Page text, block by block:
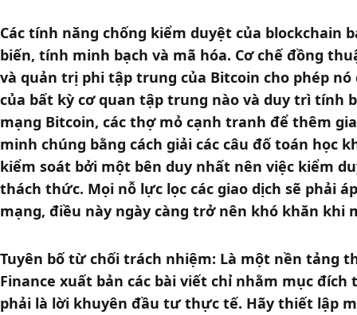
Các tính năng chống kiểm duyệt của blockchain
biến, tính minh bạch và mã hóa. Cơ chế đồng
và quản trị phi tập trung của Bitcoin cho phép
của bất kỳ cơ quan tập trung nào và duy trì tính
mạng Bitcoin, các thợ mỏ cạnh tranh để thêm
minh chúng bằng cách giải các câu đố toán học
kiểm soát bởi một bên duy nhất nên việc kiểm
thách thức. Mọi nỗ lực lọc các giao dịch sẽ phải
mạng, điều này ngày càng trở nên khó khăn khi
Tuyên bố từ chối trách nhiệm: Là một nền tảng
Finance xuất bản các bài viết chỉ nhằm mục
phải là lời khuyên đầu tư thực tế. Hãy thiết lập